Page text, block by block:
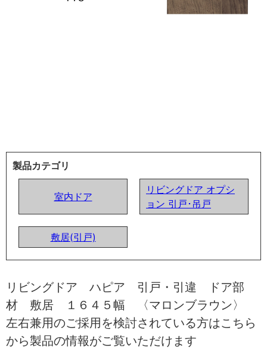
製品カテゴリ
室内ドア
リビングドア オプシ
ョン 引戸･吊戸
敷居(引戸)
リビングドア ハピア 引戸・引違 ドア部
材 敷居 １６４５幅 〈マロンブラウン〉
左右兼用のご採用を検討されている方はこちら
から製品の情報がご覧いただけます